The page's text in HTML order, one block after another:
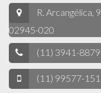
R. Arcangélica,
02945-020
(11) 3941-8879
(11) 99577-